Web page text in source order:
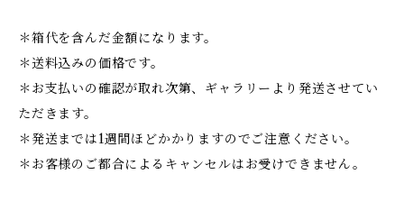
＊箱代を含んだ金額になります。
＊送料込みの価格です。
＊お支払いの確認が取れ次第、ギャラリーより発送させてい
ただきます。
＊発送までは1週間ほどかかりますのでご注意ください。
＊お客様のご都合によるキャンセルはお受けできません。